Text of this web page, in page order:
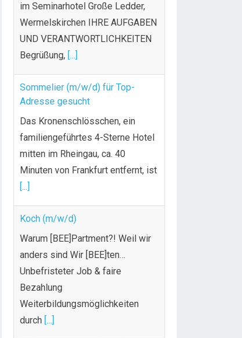
im Seminarhotel Große Ledder,
Wermelskirchen IHRE AUFGABEN
UND VERANTWORTLICHKEITEN
Begrüßung, [...]
Sommelier (m/w/d) für Top-
Adresse gesucht
Das Kronenschlösschen, ein
familiengeführtes 4-Sterne Hotel
mitten im Rheingau, ca. 40
Minuten von Frankfurt entfernt, ist
[...]
Koch (m/w/d)
Warum [BEE]Partment?! Weil wir
anders sind Wir [BEE]ten…
Unbefristeter Job & faire
Bezahlung
Weiterbildungsmöglichkeiten
durch [...]